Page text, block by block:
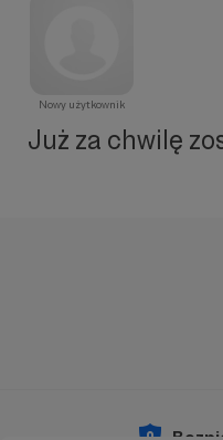
Nowy użytkownik
Już za chwilę